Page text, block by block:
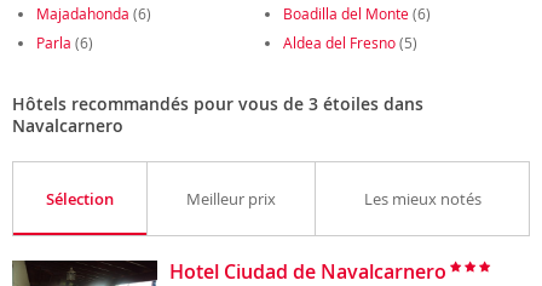
Majadahonda (6) Boadilla del Monte(6)
Parla (6) Aldea del Fresno(5)
Hôtels recommandés pour vous de 3 étoiles dans
Navalcarnero
Sélection Meilleur prix Les mieux notés
Hotel Ciudad de Navalcarnero